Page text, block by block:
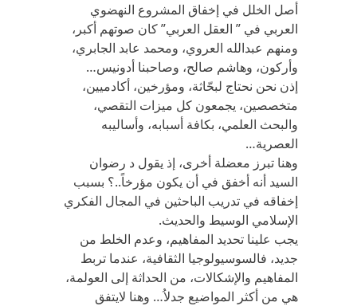
أصل الخلل في إخفاق المشروع النهضوي
العربي في ” العقل العربي” كان صوتهم أكبر،
ومنهم عبدالله العروي، ومحمد عابد الجابري،
وأركون، وهاشم صالح، وصاحبنا أدونيس…
إذن نحن نحتاج لبحّاثة، ومؤرخين، أكادميين،
متخصصين، يجمعون كل ميزات التقصي،
والبحث العلمي، بكافة أسبابه، وأساليبه
العصرية…
وهنا تبرز معضلة أخرى، إذ يقول د رضوان
السيد أنه أخفق في أن يكون مؤرخاً..؟ بسبب
إخفاقه في تدريب الباحثين في المجال الفكري
الإسلامي الوسيط والحديث.
يجب علينا تحديد المفاهيم، وعدم الخلط من
جديد، فالسوسيولوجيا الثقافية، عندما تربط
المفاهيم والإشكالات، من الحداثة إلى العولمة،
هي من أكثر المواضيع جدلاُ… وهنا لايتفق